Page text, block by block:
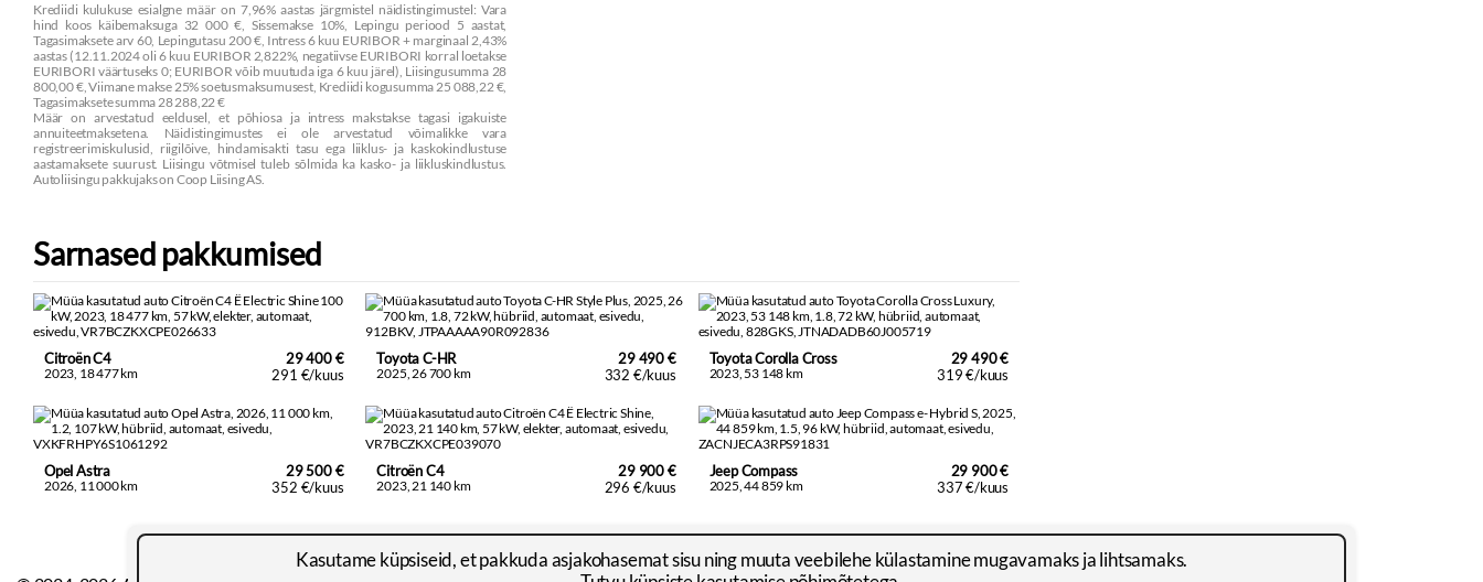
Krediidi kulukuse esialgne määr on 7,96% aastas järgmistel näidistingimustel: Vara
hind koos käibemaksuga 32 000 €, Sissemakse 10%, Lepingu periood 5 aastat,
Tagasimaksete arv 60, Lepingutasu 200 €, Intress 6 kuu EURIBOR + marginaal 2,43%
aastas (12.11.2024 oli 6 kuu EURIBOR 2,822%, negatiivse EURIBORI korral loetakse
EURIBORI väärtuseks 0; EURIBOR võib muutuda iga 6 kuu järel), Liisingusumma 28
800,00 €, Viimane makse 25% soetusmaksumusest, Krediidi kogusumma 25 088,22 €,
Tagasimaksete summa 28 288,22 €
Määr on arvestatud eeldusel, et põhiosa ja intress makstakse tagasi igakuiste
annuiteetmaksetena. Näidistingimustes ei ole arvestatud võimalikke vara
registreerimiskulusid, riigilõive, hindamisakti tasu ega liiklus- ja kaskokindlustuse
aastamaksete suurust. Liisingu võtmisel tuleb sõlmida ka kasko- ja liikluskindlustus.
Autoliisingu pakkujaks on Coop Liising AS.
Sarnased pakkumised
Citroën C4
2023, 18 477 km
29 400 €
291 €/kuus
Toyota C-HR
2025, 26 700 km
29 490 €
332 €/kuus
Toyota Corolla Cross
2023, 53 148 km
29 490 €
319 €/kuus
Opel Astra
2026, 11 000 km
29 500 €
352 €/kuus
Citroën C4
2023, 21 140 km
29 900 €
296 €/kuus
Jeep Compass
2025, 44 859 km
29 900 €
337 €/kuus
Kasutame küpsiseid, et pakkuda asjakohasemat sisu ning muuta veebilehe külastamine mugavamaks ja lihtsamaks.